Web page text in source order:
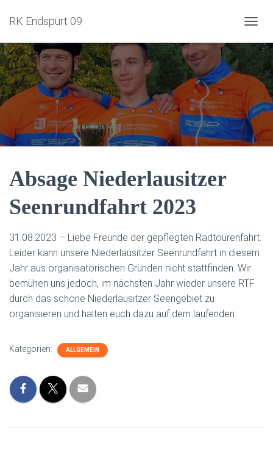
RK Endspurt 09
Absage Niederlausitzer
Seenrundfahrt 2023
31.08.2023 – Liebe Freunde der gepflegten Radtourenfahrt.
Leider kann unsere Niederlausitzer Seenrundfahrt in diesem
Jahr aus organisatorischen Gründen nicht stattfinden. Wir
bemühen uns jedoch, im nächsten Jahr wieder unsere RTF
durch das schöne Niederlausitzer Seengebiet zu
organisieren und halten euch dazu auf dem laufenden.
Kategorien: ALLGEMEIN